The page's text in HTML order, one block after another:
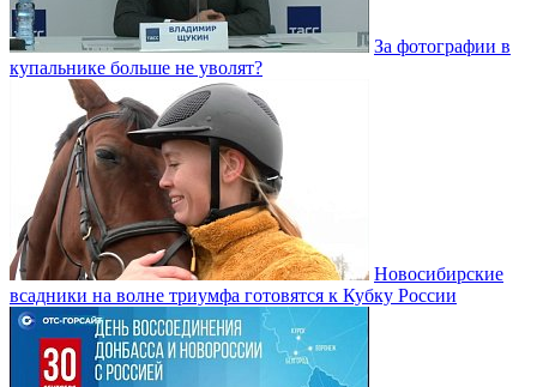
За фотографии в
купальнике больше не уволят?
Новосибирские
всадники на волне триумфа готовятся к Кубку России